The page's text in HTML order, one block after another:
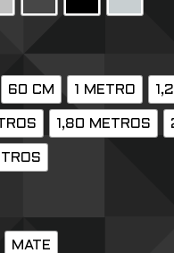
60 CM 1 METRO
1,80 METROS
MATE